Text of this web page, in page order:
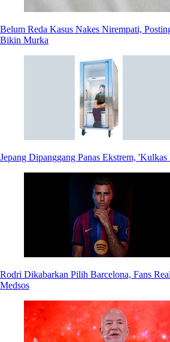
Belum Reda Kasus Nakes Nirempati,
Bikin Murka
Jepang Dipanggang Panas Ekstrem,
Rodri Dikabarkan Pilih Barcelona, Fans
Medsos